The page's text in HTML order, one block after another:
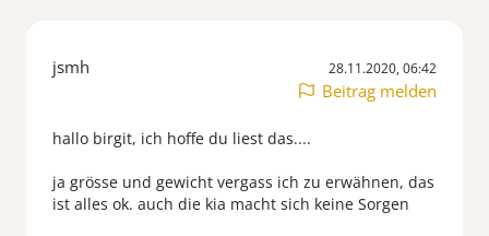
jsmh 28.11.2020, 06:42
Beitrag melden
hallo birgit, ich hoffe du liest das....
ja grösse und gewicht vergass ich zu erwähnen, das
ist alles ok. auch die kia macht sich keine Sorgen